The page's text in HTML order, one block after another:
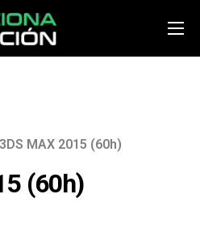
MAX 2015 (60h)
(60h)